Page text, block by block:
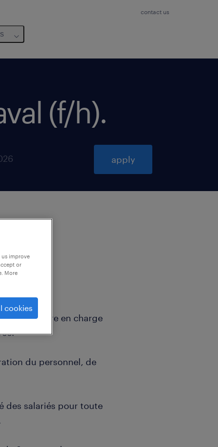
contact us
(f/h).
apply
prendre en charge
du personnel, de
des salariés pour toute
improve
or
More
cookies